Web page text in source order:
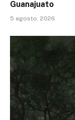
Guanajuato
5 agosto, 2026